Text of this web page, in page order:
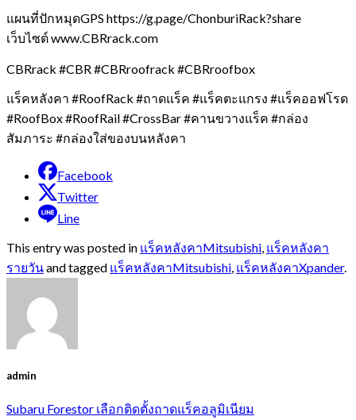
แผนที่ปักหมุดGPS https://g.page/ChonburiRack?share
เว็บไซต์ www.CBRrack.com
CBRrack #CBR #CBRroofrack #CBRroofbox
แร็คหลังคา #RoofRack #ถาดแร็ค #แร็คตะแกรง #แร็คออฟโรด
#RoofBox #RoofRail #CrossBar #คานขวางแร็ค #กล่อง
สัมภาระ #กล่องใส่ของบนหลังคา
Facebook
Twitter
Line
This entry was posted in แร็คหลังคาMitsubishi แร็คหลังคา
รายวันand tagged แร็คหลังคาMitsubishi แร็คหลังคาXpander.
admin
Subaru Forestor เลือกติดตั้งถาดแร็คอลูมิเนียม